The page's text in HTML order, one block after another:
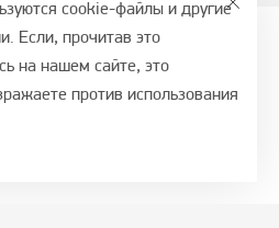
ВТФ
данных
cookie-файлы и другие
Если, прочитав это
на нашем сайте, это
против использования